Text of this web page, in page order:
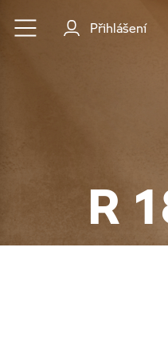
Přejít na hlavní obsah
Přihlášení
R